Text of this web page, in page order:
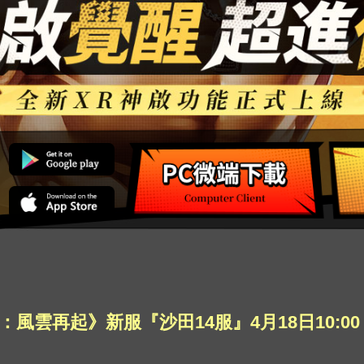
風雲再起》新服『沙田14服』4月18日